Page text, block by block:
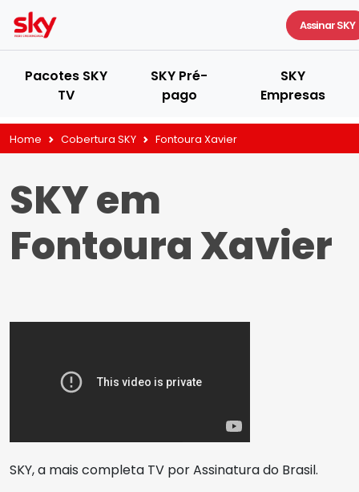
Assinar SKY
Pacotes SKY
TV
SKY Pré-
pago
SKY
Empresas
Home Cobertura SKY Fontoura Xavier
SKY em
Fontoura Xavier
SKY, a mais completa TV por Assinatura do Brasil.